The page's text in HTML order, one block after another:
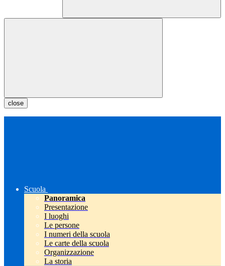
close
Scuola
Panoramica
Presentazione
I luoghi
Le persone
I numeri della scuola
Le carte della scuola
Organizzazione
La storia